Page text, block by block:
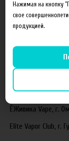
Партнеры
"ZEUS", г. Санкт-
VapeReserve, г.
Vape Band, г. Казань
ЁЖивика Vape, г.
Elite Vapor Club, г.
Нажимая на кнопку
свое
продукцией.